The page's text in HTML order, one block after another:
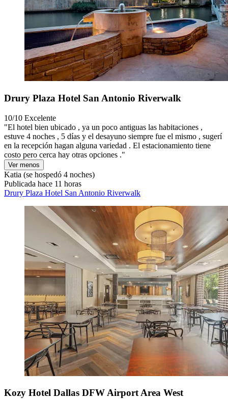
Drury Plaza Hotel San Antonio Riverwalk
10/10 Excelente
"El hotel bien ubicado , ya un poco antiguas las habitaciones ,
estuve 4 noches , 5 días y el desayuno siempre fue el mismo , sugerí
en la recepción hagan alguna variedad . El estacionamiento tiene
costo pero cerca hay otras opciones ."
Ver menos
Katia (se hospedó 4 noches)
Publicada hace 11 horas
Drury Plaza Hotel San Antonio Riverwalk
Kozy Hotel Dallas DFW Airport Area West